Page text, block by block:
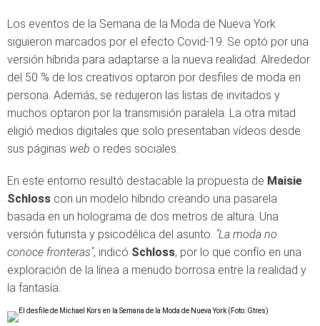
Los eventos de la Semana de la Moda de Nueva York
siguieron marcados por el efecto Covid-19. Se optó por una
versión híbrida para adaptarse a la nueva realidad. Alrededor
del 50 % de los creativos optaron por desfiles de moda en
persona. Además, se redujeron las listas de invitados y
muchos optaron por la transmisión paralela. La otra mitad
eligió medios digitales que solo presentaban vídeos desde
sus páginas web o redes sociales.
En este entorno resultó destacable la propuesta de Maisie
Schloss con un modelo híbrido creando una pasarela
basada en un holograma de dos metros de altura. Una
versión futurista y psicodélica del asunto. "La moda no
conoce fronteras", indicó Schloss, por lo que confío en una
exploración de la línea a menudo borrosa entre la realidad y
la fantasía.